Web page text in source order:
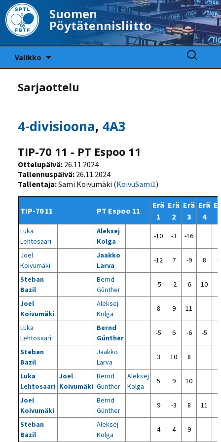
Suomen
Pöytätennisliitto
Valikko
Haku:
Sarjaottelu
4-divisioona, 4A3
TIP-70 11 - PT Espoo 11
Ottelupäivä: 26.11.2024
Tallennuspäivä: 26.11.2024
Tallentaja:Sami Koivumäki (KoivuSami1)
TIP-70 11 PT Espoo 11
Erä
1
Erä
2
Erä
3
Erä
4
Luka
Lehtosaari
Aleksej
Kolga
-10 -3 -16
Joel
Koivumäki
Jaakko
Larva
-12 7 -9 8 -
Steban
Bazil
Bernd
Günther
-5 -2 6 10
Joel
Koivumäki
Aleksej
Kolga
8 9 11
Luka
Lehtosaari
Bernd
Günther
-5 6 -6 -5
Steban
Bazil
Jaakko
Larva
3 10 8
Luka
Lehtosaari
Joel
Koivumäki
Bernd
Günther
Aleksej
Kolga
5 9 10
Joel
Koivumäki
Bernd
Günther
9 -3 8 11
Steban
Bazil
Aleksej
Kolga
4 4 9